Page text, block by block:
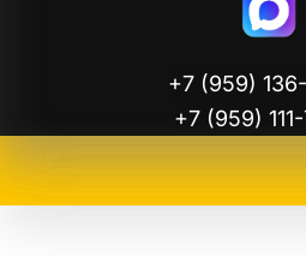
+7 (959)
+7 (959)